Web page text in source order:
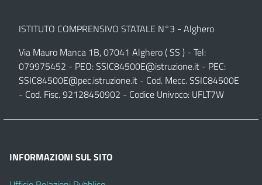
ISTITUTO COMPRENSIVO STATALE N°3 - Alghero
Via Mauro Manca 1B, 07041 Alghero ( SS ) - Tel:
079975452 - PEO:SSIC84500E@istruzione.it - PEC:
SSIC84500E@pec.istruzione.it - Cod. Mecc. SSIC84500E
- Cod. Fisc. 92128450902 - Codice Univoco: UFLT7W
INFORMAZIONI SUL SITO